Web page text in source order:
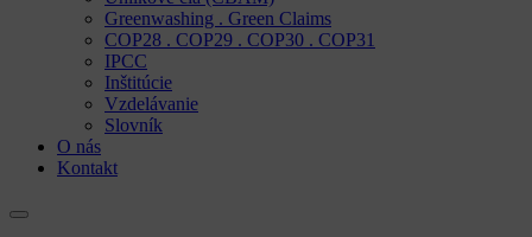
Greenwashing . Green Claims
COP28 . COP29 . COP30 . COP31
IPCC
Inštitúcie
Vzdelávanie
Slovník
O nás
Kontakt